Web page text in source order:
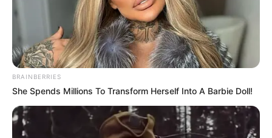
Nacional
>
Mobilização em Brasília: PEC dos 3 salários e
Insalubridade somam R$ 5.544.
BRAINBERRIES
She Spends Millions To Transform Herself Into A Barbie Doll!